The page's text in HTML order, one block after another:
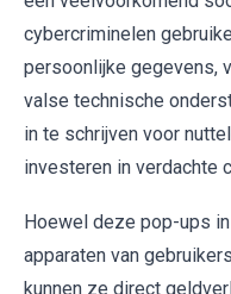
cybercriminelen
persoonlijke gegevens,
valse technische
in te schrijven voor
investeren in verdachte
Hoewel deze pop-ups
apparaten van
kunnen ze direct